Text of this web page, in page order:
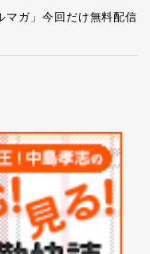
マガ」今回だけ無料配信